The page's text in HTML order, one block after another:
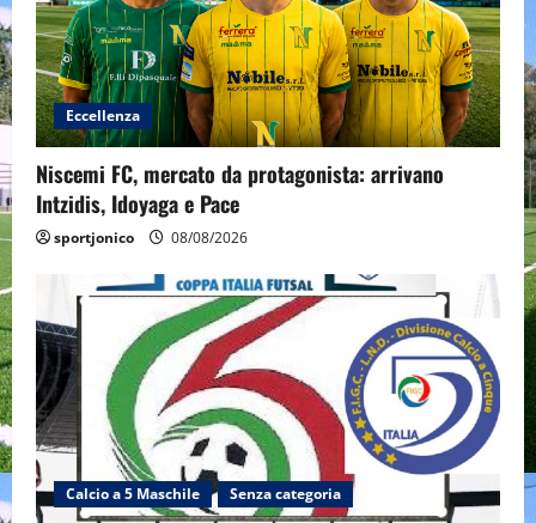
Eccellenza
Niscemi FC, mercato da protagonista: arrivano
Intzidis, Idoyaga e Pace
sportjonico 08/08/2026
Calcio a 5 Maschile Senza categoria